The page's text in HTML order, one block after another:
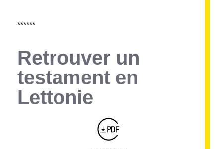
******
Retrouver un
testament en
Lettonie